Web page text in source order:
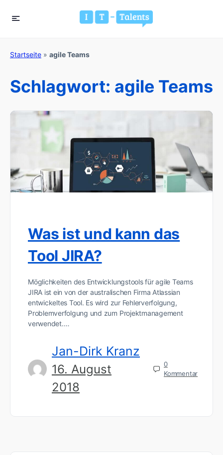
Startseite » agile Teams
Schlagwort: agile Teams
Was ist und kann das
Tool JIRA?
Möglichkeiten des Entwicklungstools für agile Teams
JIRA ist ein von der australischen Firma Atlassian
entwickeltes Tool. Es wird zur Fehlerverfolgung,
Problemverfolgung und zum Projektmanagement
verwendet.…
Jan-Dirk Kranz
16. August
2018
0
Kommentar